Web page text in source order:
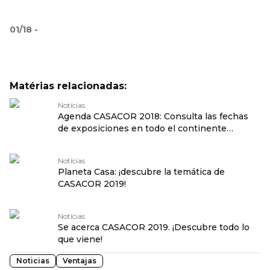
01/18 -
Matérias relacionadas:
Notícias
Agenda CASACOR 2018: Consulta las fechas
de exposiciones en todo el continente
Notícias
Planeta Casa: ¡descubre la temática de
CASACOR 2019!
Notícias
Se acerca CASACOR 2019. ¡Descubre todo lo
que viene!
Noticias Ventajas